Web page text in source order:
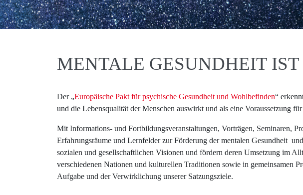
MENTALE GESUNDHEIT
Der „Europäische Pakt für psychische Gesundheit und Wohlbefinden“
und die Lebensqualität der Menschen auswirkt und als eine Voraussetzung
Mit Informations- und Fortbildungsveranstaltungen, Vorträgen, Seminaren,
Erfahrungsräume und Lernfelder zur Förderung der mentalen Gesundheit
sozialen und gesellschaftlichen Visionen und fördern deren Umsetzung im
verschiedenen Nationen und kulturellen Traditionen sowie in gemeinsamen
Aufgabe und der Verwirklichung unserer Satzungsziele.